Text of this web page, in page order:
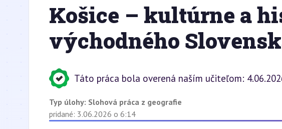
Košice – kultúrne a
východného
Táto práca bola overená naším učiteľom:
Typ úlohy: Slohová práca z geografie
pridané: 3.06.2026 o 6:14